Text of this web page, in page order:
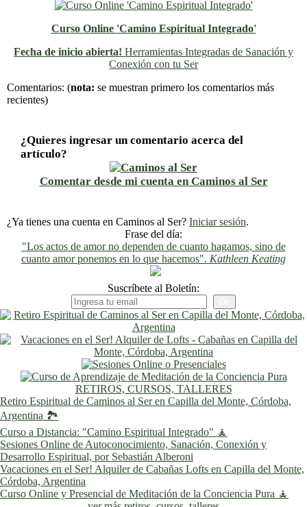
Curso Online 'Camino Espiritual Integrado'
Fecha de inicio abierta! Herramientas Integradas de Sanación y
Conexión con tu Ser
Previo
Siguiente
Comentarios: (nota: se muestran primero los comentarios más
recientes)
¿Quieres ingresar un comentario acerca del
artículo?
Comentar desde mi cuenta en Caminos al Ser
¿Ya tienes una cuenta en Caminos al Ser? Iniciar sesión.
Frase del día:
"Los actos de amor no dependen de cuanto hagamos, sino de
cuanto amor ponemos en lo que hacemos". Kathleen Keating
Suscríbete al Boletín:
RETIROS, CURSOS, TALLERES
Retiro Espiritual de Caminos al Ser en Capilla del Monte, Córdoba,
Argentina 🏞️
Curso a Distancia: "Camino Espiritual Integrado" 🧘
Sesiones Online de Autoconocimiento, Sanación, Conexión y
Desarrollo Espiritual, por Sebastián Alberoni
Vacaciones en el Ser! Alquiler de Cabañas Lofts en Capilla del Monte,
Córdoba, Argentina
Curso Online y Presencial de Meditación de la Conciencia Pura 🧘